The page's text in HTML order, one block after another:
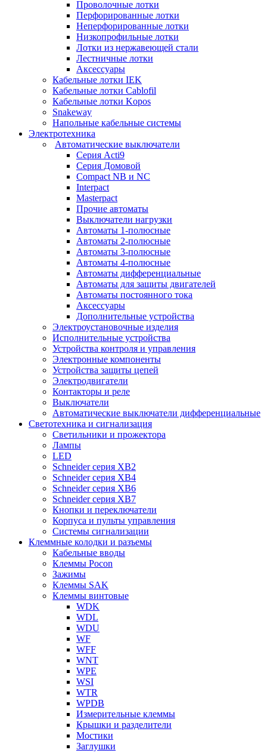
Проволочные лотки
Перфорированные лотки
Неперфорированные лотки
Низкопрофильные лотки
Лотки из нержавеющей стали
Лестничные лотки
Аксессуары
Кабельные лотки IEK
Кабельные лотки Cablofil
Кабельные лотки Kopos
Snakeway
Напольные кабельные системы
Электротехника
Автоматические выключатели
Серия Acti9
Серия Домовой
Compact NB и NC
Interpact
Masterpact
Прочие автоматы
Выключатели нагрузки
Автоматы 1-полюсные
Автоматы 2-полюсные
Автоматы 3-полюсные
Автоматы 4-полюсные
Автоматы дифференциальные
Автоматы для защиты двигателей
Автоматы постоянного тока
Аксессуары
Дополнительные устройства
Электроустановочные изделия
Исполнительные устройства
Устройства контроля и управления
Электронные компоненты
Устройства защиты цепей
Электродвигатели
Контакторы и реле
Выключатели
Автоматические выключатели дифференциальные
Светотехника и сигнализация
Светильники и прожектора
Лампы
LED
Schneider серия XB2
Schneider серия XB4
Schneider серия XB6
Schneider серия XB7
Кнопки и переключатели
Корпуса и пульты управления
Системы сигнализации
Клеммные колодки и разъемы
Кабельные вводы
Клеммы Pocon
Зажимы
Клеммы SAK
Клеммы винтовые
WDK
WDL
WDU
WF
WFF
WNT
WPE
WSI
WTR
WPDB
Измерительные клеммы
Крышки и разделители
Мостики
Заглушки